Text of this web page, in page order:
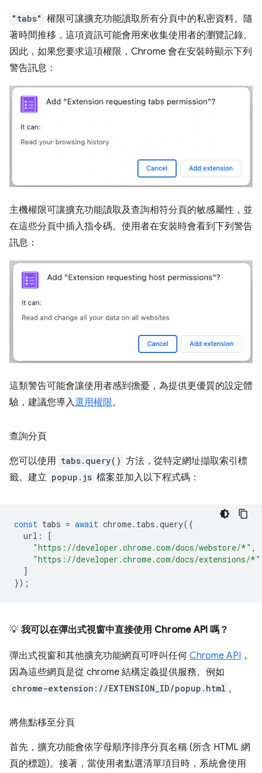
"tabs" 權限可讓擴充功能讀取所有分頁中的私密資料。隨
著時間推移，這項資訊可能會用來收集使用者的瀏覽記錄。
因此，如果您要求這項權限，Chrome 會在安裝時顯示下列
警告訊息：
主機權限可讓擴充功能讀取及查詢相符分頁的敏感屬性，並
在這些分頁中插入指令碼。使用者在安裝時會看到下列警告
訊息：
這類警告可能會讓使用者感到擔憂，為提供更優質的設定體
驗，建議您導入選用權限。
查詢分頁
您可以使用 tabs.query() 方法，從特定網址擷取索引標
籤。建立 popup.js 檔案並加入以下程式碼：
const tabs = await chrome. tabs .query({
url :
[
"https://developer.chrome.com/docs/webstore/*" ,
"https://developer.chrome.com/docs/extensions/*"
]
});
💡 我可以在彈出式視窗中直接使用 Chrome API 嗎？
彈出式視窗和其他擴充功能網頁可呼叫任何 Chrome API ，
因為這些網頁是從 chrome 結構定義提供服務。例如
chrome-extension://EXTENSION_ID/popup.html 。
將焦點移至分頁
首先，擴充功能會依字母順序排序分頁名稱 (所含 HTML 網
頁的標題)。接著，當使用者點選清單項目時，系統會使用